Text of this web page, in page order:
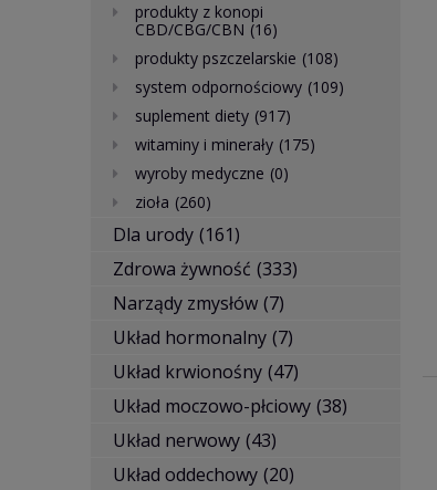
produkty z konopi
CBD/CBG/CBN (16)
produkty pszczelarskie (108)
system odpornościowy (109)
suplement diety (917)
witaminy i minerały (175)
wyroby medyczne (0)
zioła (260)
Dla urody (161)
Zdrowa żywność (333)
Narządy zmysłów (7)
Układ hormonalny (7)
Układ krwionośny (47)
Układ moczowo-płciowy (38)
Układ nerwowy (43)
Układ oddechowy (20)